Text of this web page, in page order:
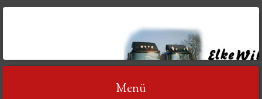
AUTOVERWERTUNG
WILDT
Menü